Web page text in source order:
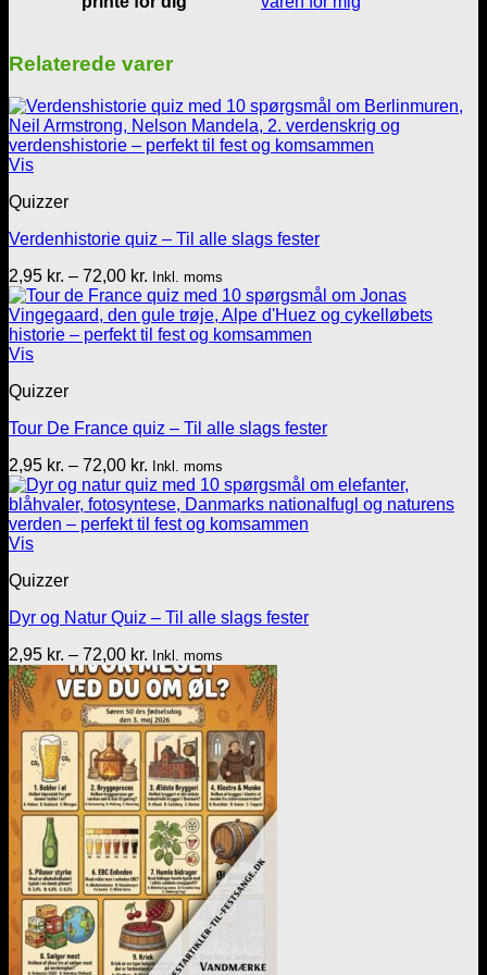
Relaterede varer
Vis
Quizzer
Verdenhistorie quiz – Til alle slags fester
2,95 kr. – 72,00 kr. Prisinterval:
2,95 kr.
til
72,00 kr.
Inkl. moms
Vis
Quizzer
Tour De France quiz – Til alle slags fester
2,95 kr. – 72,00 kr. Prisinterval:
2,95 kr.
til
72,00 kr.
Inkl. moms
Vis
Quizzer
Dyr og Natur Quiz – Til alle slags fester
2,95 kr. – 72,00 kr. Prisinterval:
2,95 kr.
til
72,00 kr.
Inkl. moms